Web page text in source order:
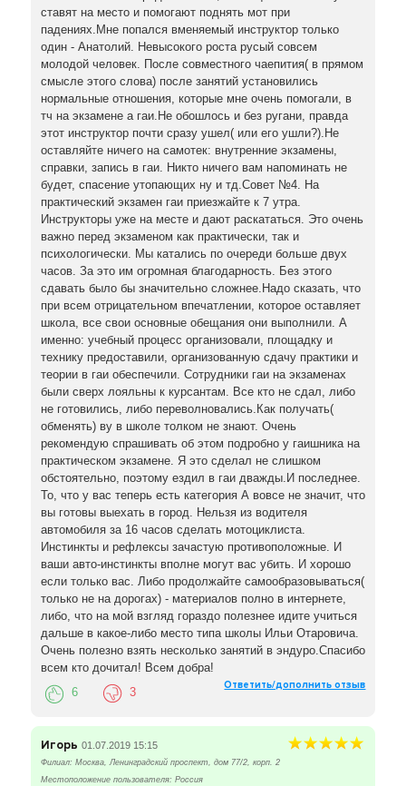
ставят на место и помогают поднять мот при
падениях.Мне попался вменяемый инструктор только
один - Анатолий. Невысокого роста русый совсем
молодой человек. После совместного чаепития( в прямом
смысле этого слова) после занятий установились
нормальные отношения, которые мне очень помогали, в
тч на экзамене а гаи.Не обошлось и без ругани, правда
этот инструктор почти сразу ушел( или его ушли?).Не
оставляйте ничего на самотек: внутренние экзамены,
справки, запись в гаи. Никто ничего вам напоминать не
будет, спасение утопающих ну и тд.Совет №4. На
практический экзамен гаи приезжайте к 7 утра.
Инструкторы уже на месте и дают раскататься. Это очень
важно перед экзаменом как практически, так и
психологически. Мы катались по очереди больше двух
часов. За это им огромная благодарность. Без этого
сдавать было бы значительно сложнее.Надо сказать, что
при всем отрицательном впечатлении, которое оставляет
школа, все свои основные обещания они выполнили. А
именно: учебный процесс организовали, площадку и
технику предоставили, организованную сдачу практики и
теории в гаи обеспечили. Сотрудники гаи на экзаменах
были сверх лояльны к курсантам. Все кто не сдал, либо
не готовились, либо переволновались.Как получать(
обменять) ву в школе толком не знают. Очень
рекомендую спрашивать об этом подробно у гаишника на
практическом экзамене. Я это сделал не слишком
обстоятельно, поэтому ездил в гаи дважды.И последнее.
То, что у вас теперь есть категория А вовсе не значит, что
вы готовы выехать в город. Нельзя из водителя
автомобиля за 16 часов сделать мотоциклиста.
Инстинкты и рефлексы зачастую противоположные. И
ваши авто-инстинкты вполне могут вас убить. И хорошо
если только вас. Либо продолжайте самообразовываться(
только не на дорогах) - материалов полно в интернете,
либо, что на мой взгляд гораздо полезнее идите учиться
дальше в какое-либо место типа школы Ильи Отаровича.
Очень полезно взять несколько занятий в эндуро.Спасибо
всем кто дочитал! Всем добра!
Ответить/дополнить отзыв
6 3
Игорь 01.07.2019 15:15
Филиал: Москва, Ленинградский проспект, дом 77/2, корп. 2
Местоположение пользователя: Россия